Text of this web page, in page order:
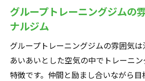
グループトレーニングジムの
ナルジム
グループトレーニングジムの雰囲気
あいあいとした空気の中でトレーニ
特徴です。仲間と励まし合いながら目